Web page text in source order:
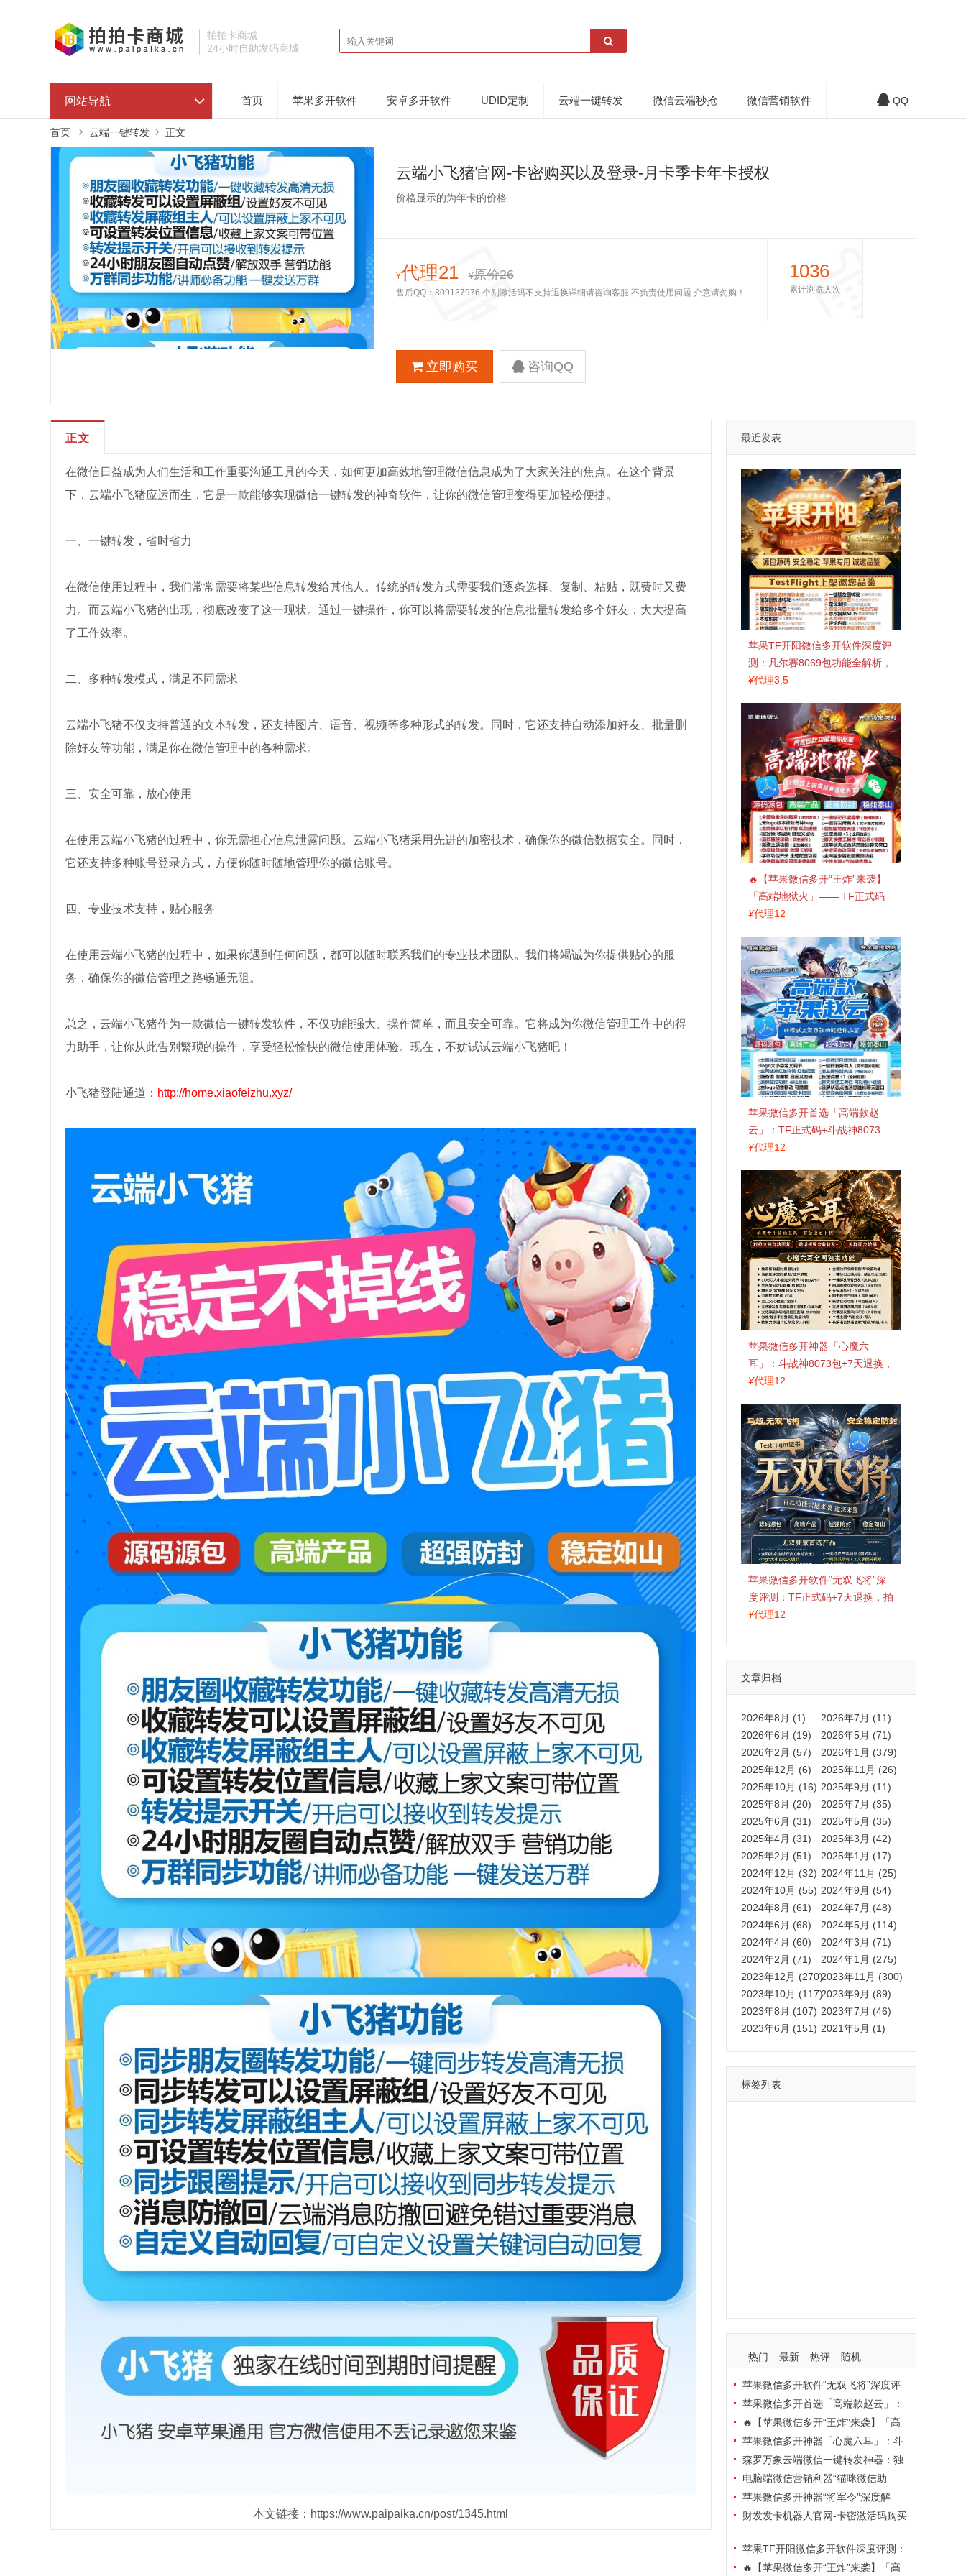
拍拍卡商城
24小时自助发码商城
网站导航 首页 苹果多开软件 安卓多开软件 UDID定制 云端一键转发 微信云端秒抢 微信营销软件 QQ
首页 云端一键转发 正文
云端小飞猪官网-卡密购买以及登录-月卡季卡年卡授权
价格显示的为年卡的价格
¥代理21 ¥原价26
售后QQ：809137976 个别激活码不支持退换详细请咨询客服 不负责使用问题 介意请勿购！
1036
累计浏览人次
立即购买 咨询QQ
正文
在微信日益成为人们生活和工作重要沟通工具的今天，如何更加高效地管理微信信息成为了大家关注的焦点。在这个背景
下，云端小飞猪应运而生，它是一款能够实现微信一键转发的神奇软件，让你的微信管理变得更加轻松便捷。
一、一键转发，省时省力
在微信使用过程中，我们常常需要将某些信息转发给其他人。传统的转发方式需要我们逐条选择、复制、粘贴，既费时又费
力。而云端小飞猪的出现，彻底改变了这一现状。通过一键操作，你可以将需要转发的信息批量转发给多个好友，大大提高
了工作效率。
二、多种转发模式，满足不同需求
云端小飞猪不仅支持普通的文本转发，还支持图片、语音、视频等多种形式的转发。同时，它还支持自动添加好友、批量删
除好友等功能，满足你在微信管理中的各种需求。
三、安全可靠，放心使用
在使用云端小飞猪的过程中，你无需担心信息泄露问题。云端小飞猪采用先进的加密技术，确保你的微信数据安全。同时，
它还支持多种账号登录方式，方便你随时随地管理你的微信账号。
四、专业技术支持，贴心服务
在使用云端小飞猪的过程中，如果你遇到任何问题，都可以随时联系我们的专业技术团队。我们将竭诚为你提供贴心的服
务，确保你的微信管理之路畅通无阻。
总之，云端小飞猪作为一款微信一键转发软件，不仅功能强大、操作简单，而且安全可靠。它将成为你微信管理工作中的得
力助手，让你从此告别繁琐的操作，享受轻松愉快的微信使用体验。现在，不妨试试云端小飞猪吧！
小飞猪登陆通道： http://home.xiaofeizhu.xyz/
本文链接：https://www.paipaika.cn/post/1345.html
最近发表
苹果TF开阳微信多开软件深度评
测：凡尔赛8069包功能全解析，
TestFlight稳定版上架，激活认准
¥代理3.5
🔥【苹果微信多开“王炸”来袭】
「高端地狱火」—— TF正式码
+斗战神8073包，7天退换，安全
¥代理12
苹果微信多开首选「高端款赵
云」：TF正式码+斗战神8073
包，7天退换认准拍拍卡激活码
¥代理12
苹果微信多开神器「心魔六
耳」：斗战神8073包+7天退换，
认准拍拍卡激活码商城
¥代理12
苹果微信多开软件“无双飞将”深
度评测：TF正式码+7天退换，拍
拍卡激活码商城正品保障
¥代理12
文章归档
2026年8月 (1)
2026年7月 (11)
2026年6月 (19)
2026年5月 (71)
2026年2月 (57)
2026年1月 (379)
2025年12月 (6)
2025年11月 (26)
2025年10月 (16) 2025年9月 (11)
2025年8月 (20)
2025年7月 (35)
2025年6月 (31)
2025年5月 (35)
2025年4月 (31)
2025年3月 (42)
2025年2月 (51)
2025年1月 (17)
2024年12月 (32) 2024年11月 (25)
2024年10月 (55) 2024年9月 (54)
2024年8月 (61)
2024年7月 (48)
2024年6月 (68)
2024年5月 (114)
2024年4月 (60)
2024年3月 (71)
2024年2月 (71)
2024年1月 (275)
2023年12月 (270)2023年11月 (300)
2023年10月 (117)2023年9月 (89)
2023年8月 (107) 2023年7月 (46)
2023年6月 (151) 2021年5月 (1)
标签列表
热门 最新 热评 随机
苹果微信多开软件“无双飞将”深度评
测：TF正式码+7天退换，拍拍卡激活
码商城正品保障
苹果微信多开首选「高端款赵云」：
TF正式码+斗战神8073包，7天退换认
准拍拍卡激活码商城
🔥【苹果微信多开“王炸”来袭】「高
端地狱火」—— TF正式码+斗战神807
3包，7天退换，安全防封，多开自由触
手可及！
苹果微信多开神器「心魔六耳」：斗
战神8073包+7天退换，认准拍拍卡激
活码商城
森罗万象云端微信一键转发神器：独
家源码·安全防封·月卡季卡半年卡年卡
授权，7天无理由退换！
电脑端微信营销利器“猫咪微信助
手”深度评测：7大模块功能全解析，多
卡种授权灵活选
苹果微信多开神器“将军令”深度解
析：8073版本包+TF外侧码，微商营销
财发发卡机器人官网-卡密激活码购买
换苹果TF开阳微信多开软件深度评测：
凡尔赛8069包功能全解析，TestFlight
🔥【苹果微信多开“王炸”来袭】「高